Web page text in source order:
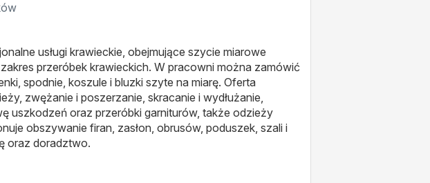
usługi krawieckie, obejmujące szycie miarowe
przeróbek krawieckich. W pracowni można zamówić
spodnie, koszule i bluzki szyte na miarę. Oferta
zwężanie i poszerzanie, skracanie i wydłużanie,
uszkodzeń oraz przeróbki garniturów, także odzieży
obszywanie firan, zasłon, obrusów, poduszek, szali i
oraz doradztwo.